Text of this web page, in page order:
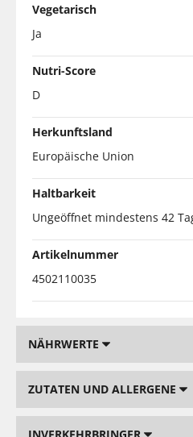
Vegetarisch
Ja
Nutri-Score
D
Herkunftsland
Europäische Union
Haltbarkeit
Ungeöffnet mindestens 42
Artikelnummer
4502110035
NÄHRWERTE
ZUTATEN UND ALLERGENE
INVERKEHRBRINGER